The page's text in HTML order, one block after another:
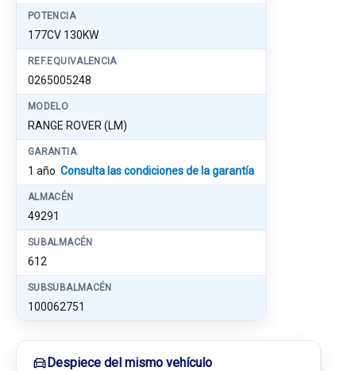
POTENCIA
177CV 130KW
REF.EQUIVALENCIA
0265005248
MODELO
RANGE ROVER (LM)
GARANTIA
1 año Consulta las condiciones de la garantía
ALMACÉN
49291
SUBALMACÉN
612
SUBSUBALMACÉN
100062751
Despiece del mismo vehículo